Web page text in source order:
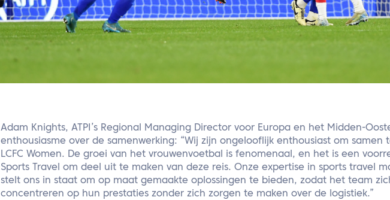
Adam Knights, ATPI’s Regional Managing Director voor Europa en het Midden-
enthousiasme over de samenwerking: “Wij zijn ongelooflijk enthousiast om samen
LCFC Women. De groei van het vrouwenvoetbal is fenomenaal, en het is een
Sports Travel om deel uit te maken van deze reis. Onze expertise in sports travel
stelt ons in staat om op maat gemaakte oplossingen te bieden, zodat het team
concentreren op hun prestaties zonder zich zorgen te maken over de logistiek.”